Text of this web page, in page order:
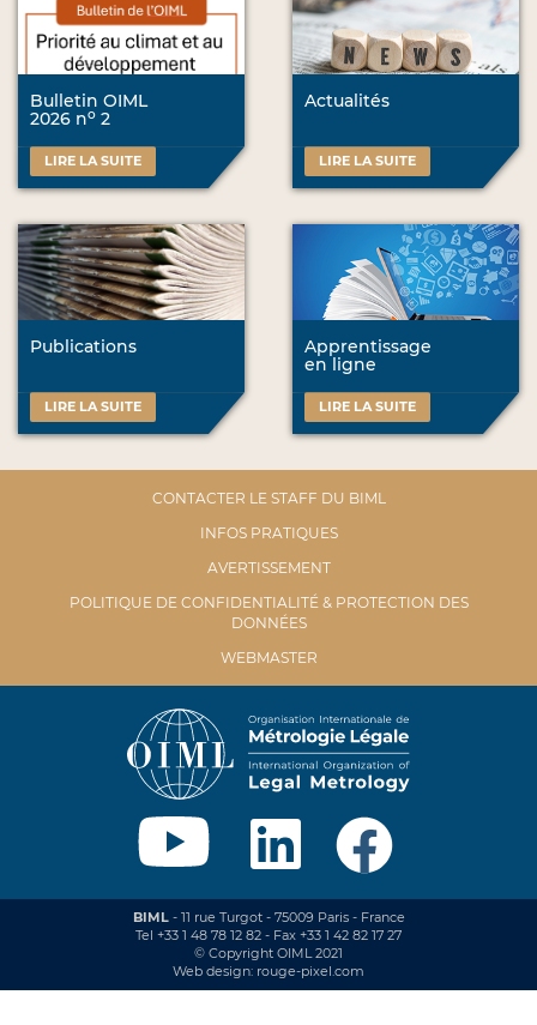
Bulletin OIML
2026 no 2
LIRE LA SUITE
Actualités
LIRE LA SUITE
Publications
LIRE LA SUITE
Apprentissage
en ligne
LIRE LA SUITE
CONTACTER LE STAFF DU BIML
INFOS PRATIQUES
AVERTISSEMENT
POLITIQUE DE CONFIDENTIALITÉ & PROTECTION DES
DONNÉES
WEBMASTER
BIML- 11 rue Turgot - 75009 Paris - France
Tel +33 1 48 78 12 82 - Fax +33 1 42 82 17 27
© Copyright OIML 2021
Web design: rouge-pixel.com